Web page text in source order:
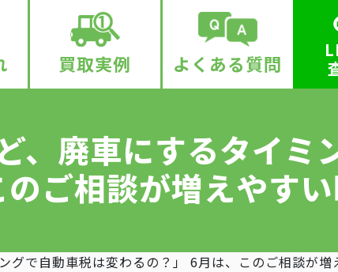
買取実例 よくある質問
、廃車にするタイミ
ご相談が増えやすい
グで自動車税は変わるの？」 6月は、このご相談が増